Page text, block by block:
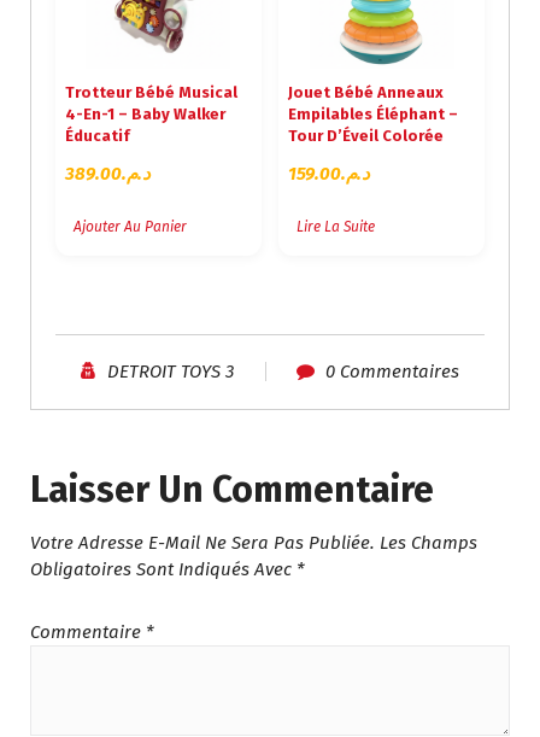
Trotteur Bébé Musical
4-En-1 – Baby Walker
Éducatif
د.م.389.00
Ajouter Au Panier
Jouet Bébé Anneaux
Empilables Éléphant –
Tour D’Éveil Colorée
د.م.159.00
Lire La Suite
DETROIT TOYS 3 0 Commentaires
Laisser Un Commentaire
Votre Adresse E-Mail Ne Sera Pas Publiée. Les Champs
Obligatoires Sont Indiqués Avec *
Commentaire *